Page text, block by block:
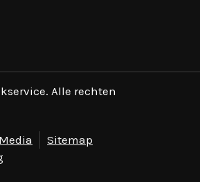
Alle rechten
Sitemap